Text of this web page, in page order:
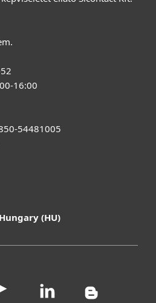
16:00
54481005
Hungary (HU)